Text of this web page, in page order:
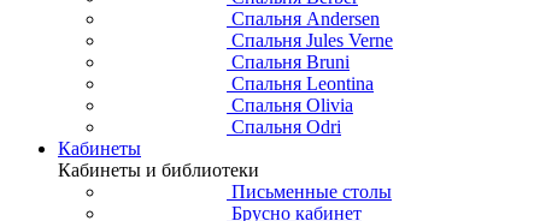
Спальня Andersen
Спальня Jules Verne
Спальня Bruni
Спальня Leontina
Спальня Olivia
Спальня Odri
Кабинеты
Кабинеты и библиотеки
Письменные столы
Брусно кабинет